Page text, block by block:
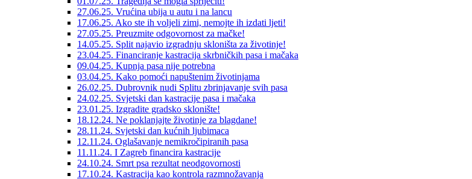
27.06.25. Vrućina ubija u autu i na lancu
17.06.25. Ako ste ih voljeli zimi, nemojte ih izdati ljeti!
27.05.25. Preuzmite odgovornost za mačke!
14.05.25. Split najavio izgradnju skloništa za životinje!
23.04.25. Financiranje kastracija skrbničkih pasa i mačaka
09.04.25. Kupnja pasa nije potrebna
03.04.25. Kako pomoći napuštenim životinjama
26.02.25. Dubrovnik nudi Splitu zbrinjavanje svih pasa
24.02.25. Svjetski dan kastracije pasa i mačaka
23.01.25. Izgradite gradsko sklonište!
18.12.24. Ne poklanjajte životinje za blagdane!
28.11.24. Svjetski dan kućnih ljubimaca
12.11.24. Oglašavanje nemikročipiranih pasa
11.11.24. I Zagreb financira kastracije
24.10.24. Smrt psa rezultat neodgovornosti
17.10.24. Kastracija kao kontrola razmnožavanja